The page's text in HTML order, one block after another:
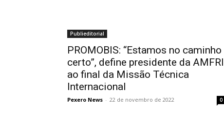
Publieditorial
PROMOBIS: “Estamos no caminho
certo”, define presidente da AMFRI
ao final da Missão Técnica
Internacional
Pexero News - 22 de novembro de 2022 0